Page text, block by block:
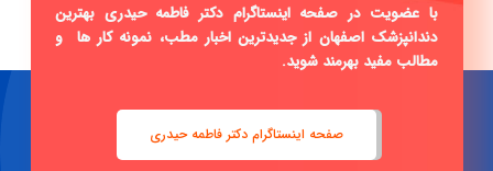
با عضویت در صفحه اینستاگرام دکتر فاطمه حیدری بهترین
دندانپزشک اصفهان از جدیدترین اخبار مطب، نمونه کار ها و
مطالب مفید بهرمند شوید.
صفحه اینستاگرام دکتر فاطمه حیدری